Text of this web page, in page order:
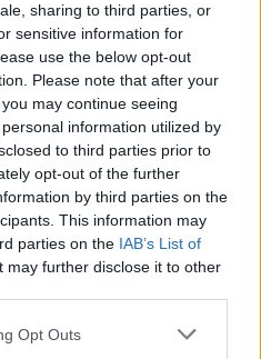
sharing to third parties, or
sensitive information for
use the below opt-out
Please note that after your
may continue seeing
information utilized by
to third parties prior to
opt-out of the further
by third parties on the
This information may
parties on the IAB’s List of
may further disclose it to other
Opt Outs
Αστυνομικοί
και Αστυνόμοι Α’
08:06
Σαββάτου 8 Αυγούστου
2026 08:03
• ΔΉΜΟΣ ΠΛΑΤΑΝΙΆ
Συνεχίζονται οι
ΓΗ-ΠΟΛΙΤΙΣΜΟΣ-